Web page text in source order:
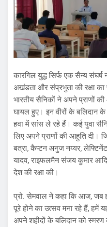
कारगिल युद्ध सिर्फ एक सैन्य संघर्ष
अखंडता और संप्रभुता की रक्षा
भारतीय सैनिकों ने अपने प्राणों
घायल हुए। इन वीरों के बलिदान
हवा में सांस ले रहे हैं। कई युवा
लिए अपने प्राणों की आहुति दी।
बत्रा, कैप्टन अनुज नय्यर,
यादव, राइफलमैन संजय कुमार
देश की रक्षा की।
प्रो. सेमवाल ने कहा कि आज, जब
पूरे होने का उत्सव मना रहे हैं, हमें
अपने शहीदों के बलिदान को